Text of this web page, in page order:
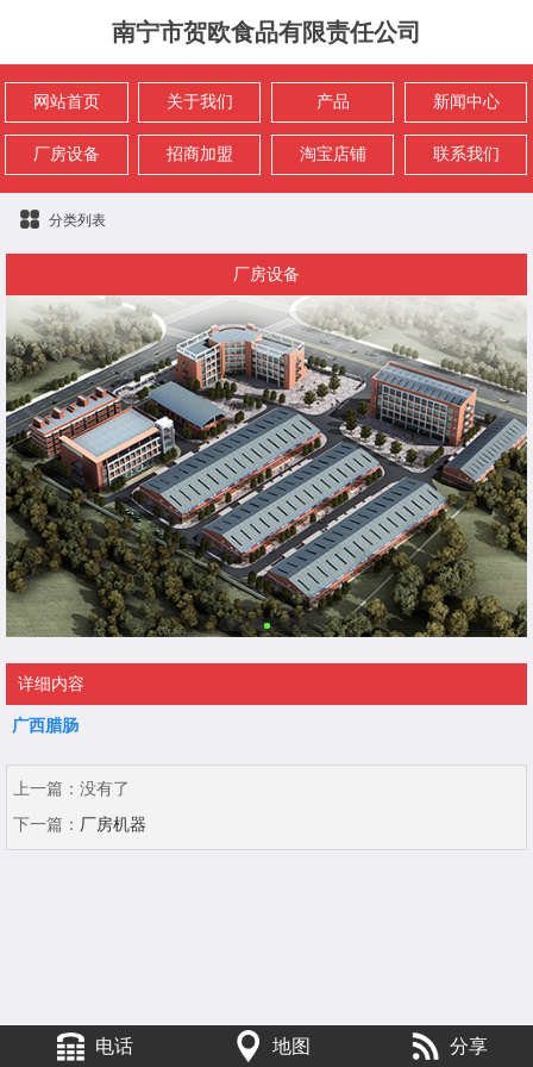
南宁市贺欧食品有限责任公司
网站首页 关于我们 产品 新闻中心
厂房设备 招商加盟 淘宝店铺 联系我们
分类列表
厂房设备
详细内容
广西腊肠
上一篇： 没有了
下一篇： 厂房机器
电话 地图 分享